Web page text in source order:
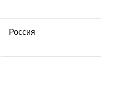
Россия